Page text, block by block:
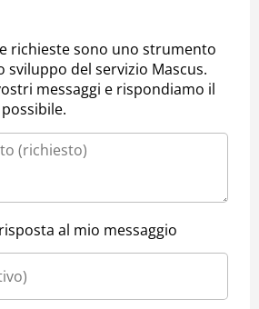
richieste sono uno strumento
del servizio Mascus.
messaggi e rispondiamo il
al mio messaggio